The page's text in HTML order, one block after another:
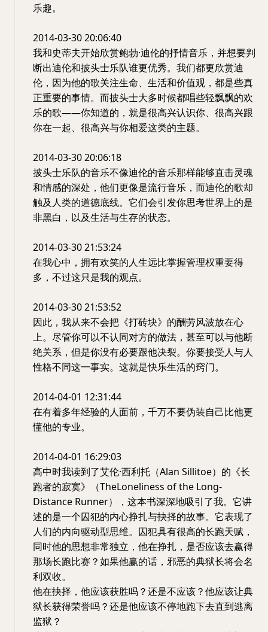
乐趣。
2014-03-30 20:06:40
我和史蒂夫开始欣赏鲍勃·迪伦的抒情音乐，并想要判
断出迪伦和披头士乐队谁更优秀。我们都更欣赏迪
伦，因为他的歌关注生命、生活和价值观，都是些真
正重要的事情。而披头士大多时候都唱些轻飘飘的欢
乐的歌——你知道的，就是很高兴认识你、很高兴跟
你在一起、很高兴与你相爱这类的主题。
2014-03-30 20:06:18
披头士乐队的音乐不像迪伦的音乐那样能够直击灵魂
和情感的深处，他们更像是流行音乐，而迪伦的歌却
触及人类的道德底线。它们会引发你思考世界上的是
非黑白，以及生活与生存的状态。
2014-03-30 21:53:24
在我心中，拥有欢笑的人生远比掌握管理权重要得
多，不过这只是我的观点。
2014-03-30 21:53:52
因此，我从来不会把《打砖块》的酬劳风波放在心
上。尽管你可以不认同对方的做法，甚至可以与他断
绝关系，但是你没有必要跟他决裂。你要接受人与人
性格不同这一事实。这就是快乐生活的窍门。
2014-04-01 12:31:44
在有着多年经验的人面前，千万不要伪装自己比他更
懂他的专业。
2014-04-01 16:29:03
高中时我读到了艾伦·西利托（Alan Sillitoe）的《长
跑者的寂寞》（TheLoneliness of the Long-
Distance Runner），这本书深深地吸引了我。它讲
述的是一个囚犯的内心挣扎与抉择的故事。它表现了
人们的内向驱动型思维。囚犯具有很高的长跑天赋，
同时他的思想非常独立，他在挣扎，是否应该去赢得
那场长跑比赛？如果他赢的话，邪恶的典狱长将会名
利双收。
他在抉择，他应该获胜吗？还是不应该？他应该让典
狱长获得荣誉吗？还是他应该不停地跑下去直到逃离
监狱？